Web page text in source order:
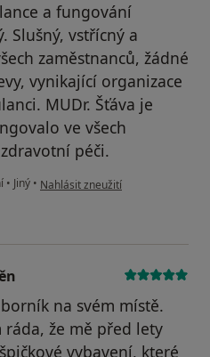
a fungování
Slušný, vstřícný a
zaměstnanců, žádné
vynikající organizace
MUDr. Šťáva je
ve všech
péči.
• Jiný • podle názoru uživatele DK
Nahlásit zneužití
na svém místě.
ráda, že mě před lety
vybavení, které